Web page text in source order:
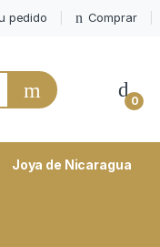
pedido Comprar
0
Joya de Nicaragua